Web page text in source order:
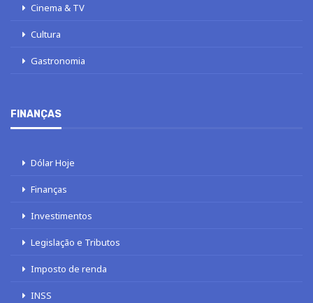
Cinema & TV
Cultura
Gastronomia
FINANÇAS
Dólar Hoje
Finanças
Investimentos
Legislação e Tributos
Imposto de renda
INSS